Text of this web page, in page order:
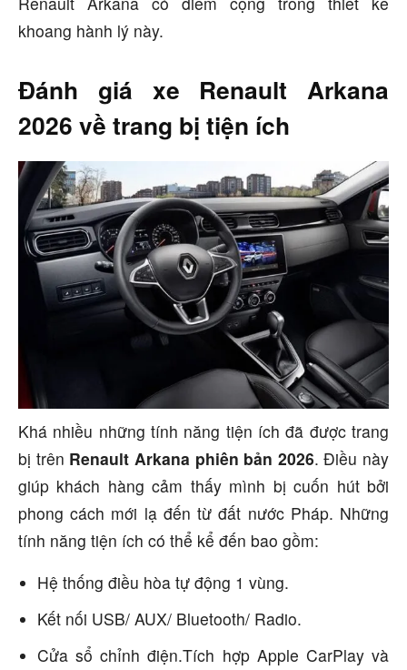
khoang hành lý này.
Đánh giá xe Renault Arkana
2026 về trang bị tiện ích
Khá nhiều những tính năng tiện ích đã được trang
bị trên Renault Arkana phiên bản 2026. Điều này
giúp khách hàng cảm thấy mình bị cuốn hút bởi
phong cách mới lạ đến từ đất nước Pháp. Những
tính năng tiện ích có thể kể đến bao gồm:
Hệ thống điều hòa tự động 1 vùng.
Kết nối USB/ AUX/ Bluetooth/ Radio.
Cửa sổ chỉnh điện.Tích hợp Apple CarPlay và